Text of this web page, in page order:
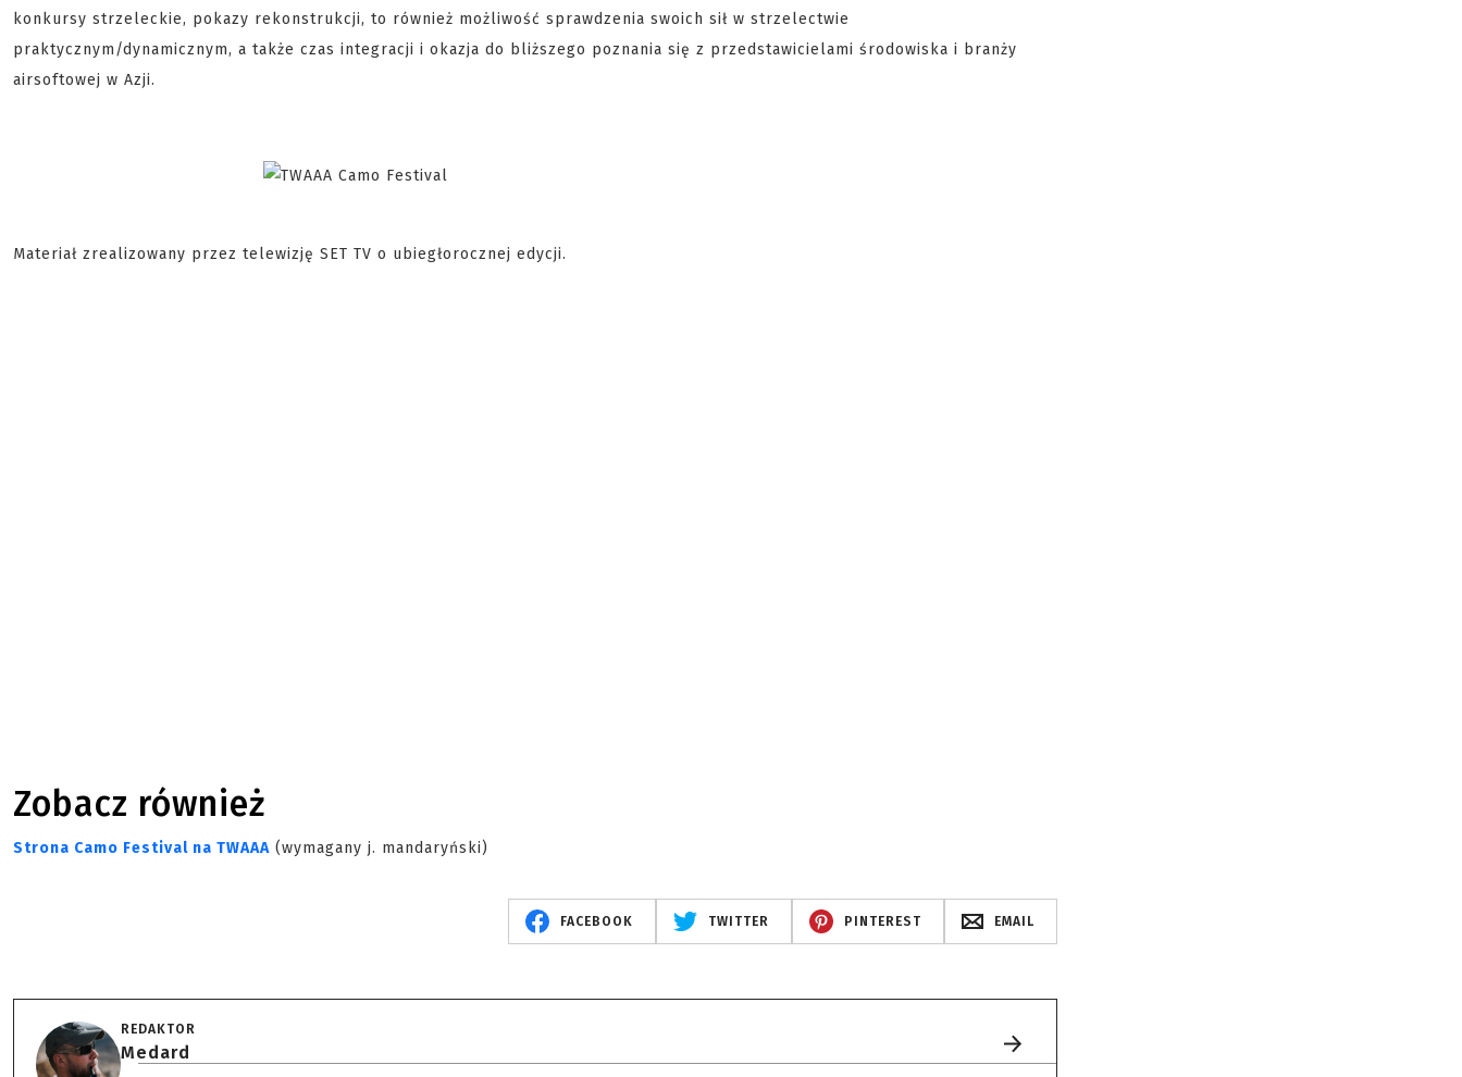
konkursy strzeleckie, pokazy rekonstrukcji, to również możliwość sprawdzenia swoich sił w strzelectwie
praktycznym/dynamicznym, a także czas integracji i okazja do bliższego poznania się z przedstawicielami środowiska i branży
airsoftowej w Azji.
Materiał zrealizowany przez telewizję SET TV o ubiegłorocznej edycji.
Zobacz również
Strona Camo Festival na TWAAA (wymagany j. mandaryński)
FACEBOOK TWITTER PINTEREST EMAIL
REDAKTOR
Medard